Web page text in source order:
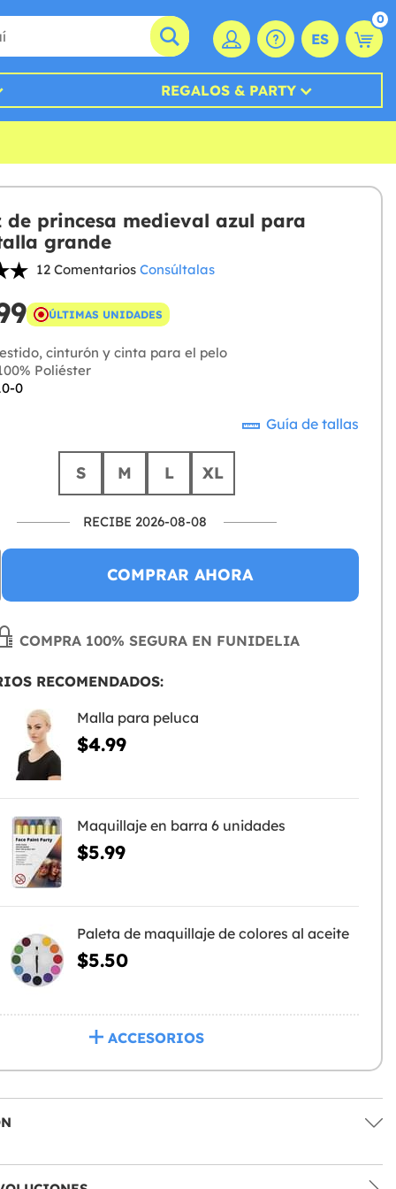
ES
0
REGALOS & PARTY
de princesa medieval azul para
grande
12 Comentarios Consúltalas
ÚLTIMAS UNIDADES
cinturón y cinta para el pelo
Poliéster
0
Guía de tallas
S M L XL
RECIBE 2026-08-08
COMPRAR AHORA
COMPRA 100% SEGURA EN FUNIDELIA
RECOMENDADOS:
Malla para peluca
$4.99
Maquillaje en barra 6 unidades
$5.99
Paleta de maquillaje de colores al aceite
$5.50
ACCESORIOS